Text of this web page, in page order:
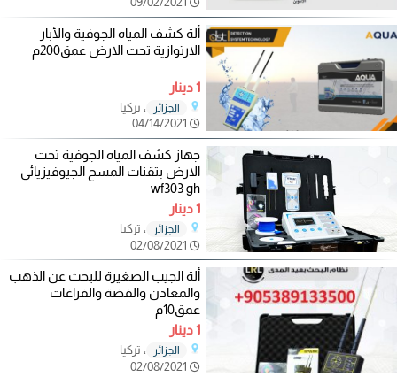
ألة كشف المياه الجوفية والأبار
الارتوازية تحت الارض عمق200م
1 دينار
الجزائر
، تركيا
جهاز كشف المياه الجوفية تحت
الارض بتقنات المسح الجيوفيزيائي
wf303 gh
1 دينار
الجزائر
، تركيا
ألة الجيب الصغيرة للبحث عن الذهب
والمعادن والفضة والفراغات
عمق10م
1 دينار
الجزائر
، تركيا